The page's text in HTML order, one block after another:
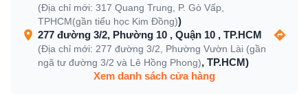
(Địa chỉ mới: 317 Quang Trung, P. Gò Vấp,
TPHCM(gần tiểu học Kim Đồng))
277 đường 3/2, Phường 10 , Quận 10 , TP.HCM
(Địa chỉ mới: 277 đường 3/2, Phường Vườn Lài (gần
ngã tư đường 3/2 và Lê Hồng Phong), TP.HCM)
Xem danh sách cửa hàng